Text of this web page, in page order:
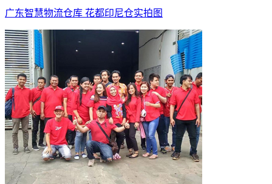
广东智慧物流仓库 花都印尼仓实拍图